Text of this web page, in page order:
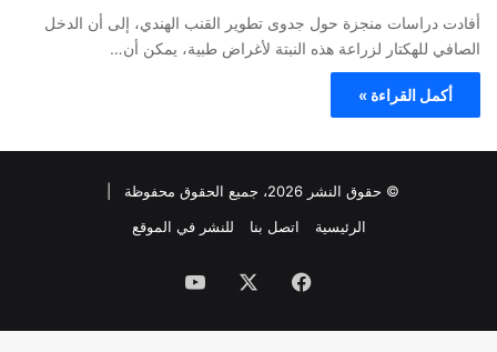
أفادت دراسات منجزة حول جدوى تطوير القنب الهندي، إلى أن الدخل
الصافي للهكتار لزراعة هذه النبتة لأغراض طبية، يمكن أن…
أكمل القراءة »
© حقوق النشر 2026، جميع الحقوق محفوظة |
الرئيسية
اتصل بنا للنشر في الموقع
فيسبوك